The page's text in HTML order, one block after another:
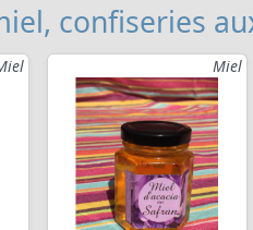
confiseries
Miel